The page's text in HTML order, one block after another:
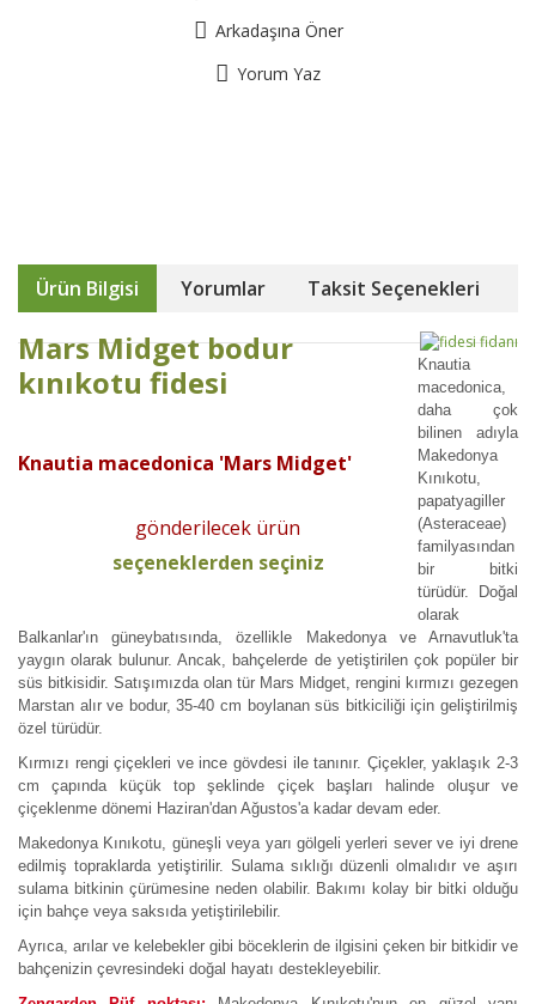
Arkadaşına Öner
Yorum Yaz
Ürün Bilgisi Yorumlar Taksit Seçenekleri
Mars Midget bodur
kınıkotu fidesi
Knautia macedonica 'Mars Midget'
gönderilecek ürün
seçeneklerden seçiniz
Knautia
macedonica,
daha çok
bilinen adıyla
Makedonya
Kınıkotu,
papatyagiller
(Asteraceae)
familyasından
bir bitki
türüdür. Doğal
olarak
Balkanlar'ın güneybatısında, özellikle Makedonya ve Arnavutluk'ta
yaygın olarak bulunur. Ancak, bahçelerde de yetiştirilen çok popüler bir
süs bitkisidir. Satışımızda olan tür Mars Midget, rengini kırmızı gezegen
Marstan alır ve bodur, 35-40 cm boylanan süs bitkiciliği için geliştirilmiş
özel türüdür.
Kırmızı rengi çiçekleri ve ince gövdesi ile tanınır. Çiçekler, yaklaşık 2-3
cm çapında küçük top şeklinde çiçek başları halinde oluşur ve
çiçeklenme dönemi Haziran'dan Ağustos'a kadar devam eder.
Makedonya Kınıkotu, güneşli veya yarı gölgeli yerleri sever ve iyi drene
edilmiş topraklarda yetiştirilir. Sulama sıklığı düzenli olmalıdır ve aşırı
sulama bitkinin çürümesine neden olabilir. Bakımı kolay bir bitki olduğu
için bahçe veya saksıda yetiştirilebilir.
Ayrıca, arılar ve kelebekler gibi böceklerin de ilgisini çeken bir bitkidir ve
bahçenizin çevresindeki doğal hayatı destekleyebilir.